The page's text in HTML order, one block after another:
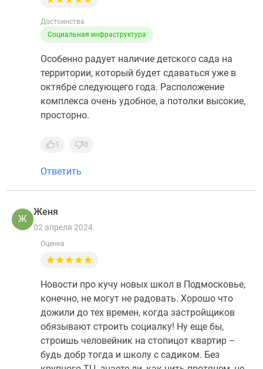
Достоинства
Социальная инфраструктура
Особенно радует наличие детского сада на
территории, который будет сдаваться уже в
октябре следующего года. Расположение
комплекса очень удобное, а потолки высокие,
просторно.
1 0
Ответить
Ж
Женя
02 апреля 2024
Оценка
Новости про кучу новых школ в Подмосковье,
конечно, не могут не радовать. Хорошо что
дожили до тех времен, когда застройщиков
обязывают строить социалку! Ну еще бы,
строишь человейник на стопицот квартир –
будь добр тогда и школу с садиком. Без